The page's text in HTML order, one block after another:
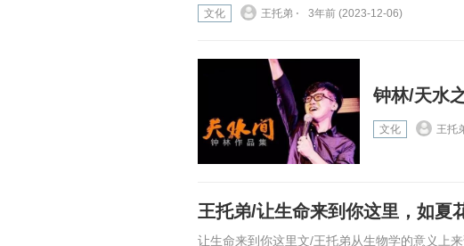
文化 王托弟 ⋅ 3年前 (2023-12-06)
钟林/天水
文化 王托
王托弟/让生命来到你这里，如夏
让生命来到你这里文/王托弟从生物学的意义上